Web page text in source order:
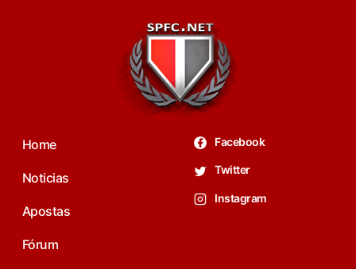
Home
Noticias
Apostas
Fórum
Facebook
Twitter
Instagram